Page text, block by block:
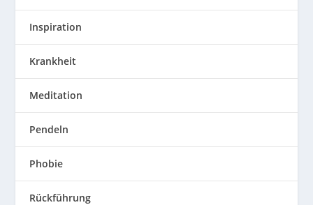
Inspiration
Krankheit
Meditation
Pendeln
Phobie
Rückführung